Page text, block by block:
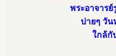
พระอาจาร
บ่ายๆ วั
ใกล้กั